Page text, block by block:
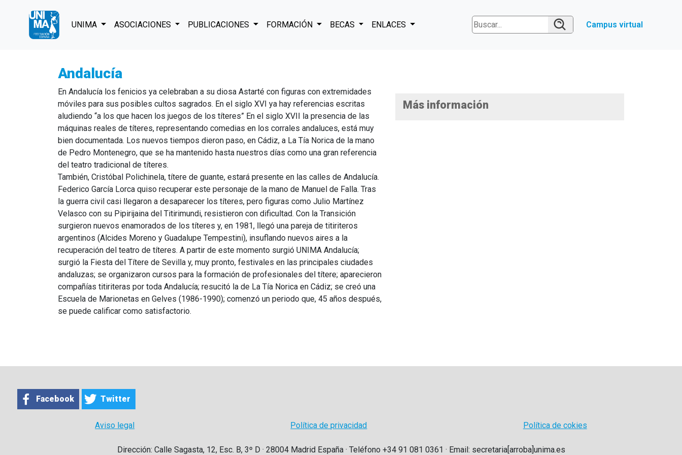
UNIMA ASOCIACIONES PUBLICACIONES FORMACIÓN BECAS ENLACES Campus virtual
Andalucía
En Andalucía los fenicios ya celebraban a su diosa Astarté con figuras con extremidades
móviles para sus posibles cultos sagrados. En el siglo XVI ya hay referencias escritas
aludiendo “a los que hacen los juegos de los títeres” En el siglo XVII la presencia de las
máquinas reales de títeres, representando comedias en los corrales andaluces, está muy
bien documentada. Los nuevos tiempos dieron paso, en Cádiz, a La Tía Norica de la mano
de Pedro Montenegro, que se ha mantenido hasta nuestros días como una gran referencia
del teatro tradicional de títeres.
También, Cristóbal Polichinela, títere de guante, estará presente en las calles de Andalucía.
Federico García Lorca quiso recuperar este personaje de la mano de Manuel de Falla. Tras
la guerra civil casi llegaron a desaparecer los títeres, pero figuras como Julio Martínez
Velasco con su Pipirijaina del Titirimundi, resistieron con dificultad. Con la Transición
surgieron nuevos enamorados de los títeres y, en 1981, llegó una pareja de titiriteros
argentinos (Alcides Moreno y Guadalupe Tempestini), insuflando nuevos aires a la
recuperación del teatro de títeres. A partir de este momento surgió UNIMA Andalucía;
surgió la Fiesta del Títere de Sevilla y, muy pronto, festivales en las principales ciudades
andaluzas; se organizaron cursos para la formación de profesionales del títere; aparecieron
compañías titiriteras por toda Andalucía; resucitó la de La Tía Norica en Cádiz; se creó una
Escuela de Marionetas en Gelves (1986-1990); comenzó un periodo que, 45 años después,
se puede calificar como satisfactorio.
Más información
Facebook Twitter
Aviso legal Política de privacidad Política de cokies
Dirección: Calle Sagasta, 12, Esc. B, 3º D · 28004 Madrid España · Teléfono +34 91 081 0361 · Email: secretaria[arroba]unima.es